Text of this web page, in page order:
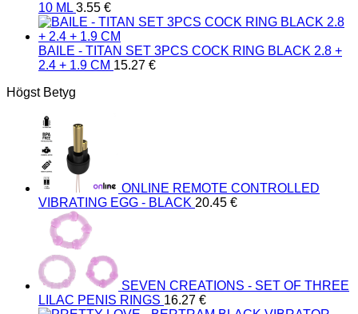
10 ML 3.55 €
BAILE - TITAN SET 3PCS COCK RING BLACK 2.8 +
2.4 + 1.9 CM 15.27 €
Högst Betyg
ONLINE REMOTE CONTROLLED
VIBRATING EGG - BLACK 20.45 €
SEVEN CREATIONS - SET OF THREE
LILAC PENIS RINGS 16.27 €